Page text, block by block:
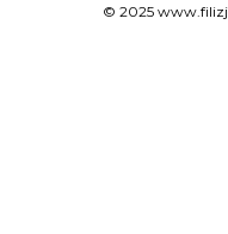
© 2025
Bu Elektronik